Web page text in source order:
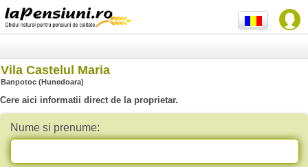
Vila Castelul Maria
Banpotoc (Hunedoara)
Cere aici informatii direct de la proprietar.
Nume si prenume: